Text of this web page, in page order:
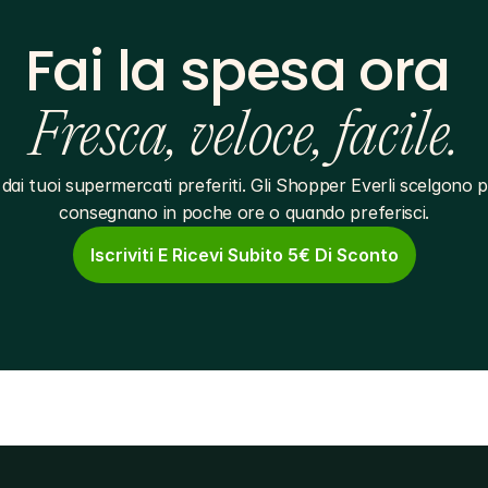
Fai la spesa ora
Fresca, veloce, facile.
tuoi supermercati preferiti. Gli Shopper Everli scelgono
consegnano in poche ore o quando preferisci.
Iscriviti E Ricevi Subito 5€ Di Sconto